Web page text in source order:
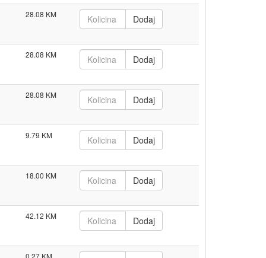
28.08
28.08
28.08
9.79
18.00
42.12
0.27